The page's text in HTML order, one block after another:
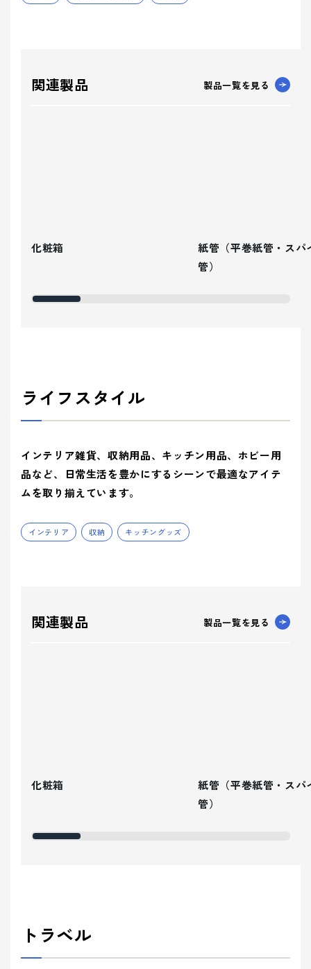
関連製品 製品一覧を見る
化粧箱
紙管（平巻紙管・スパ
管）
ライフスタイル
インテリア雑貨、収納用品、キッチン用品、ホビー用
品など、日常生活を豊かにするシーンで最適なアイテ
ムを取り揃えています。
インテリア 収納 キッチングッズ
関連製品 製品一覧を見る
化粧箱
紙管（平巻紙管・スパ
管）
トラベル